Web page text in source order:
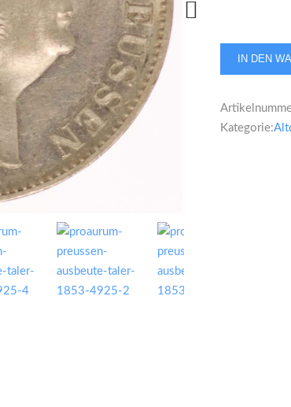
Silberbarren
Preussen
Friedrich
IV.
Vereinstaler
IN DEN
Kategorie: